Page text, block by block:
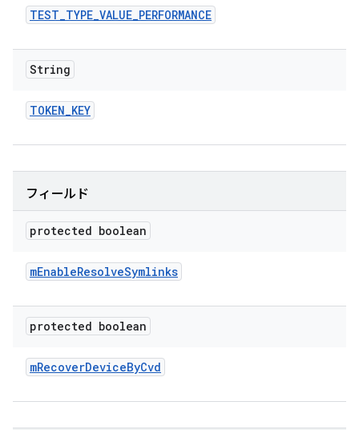
TEST_TYPE_VALUE_PERFORMANCE
String
TOKEN_KEY
フィールド
protected boolean
mEnableResolveSymlinks
protected boolean
mRecoverDeviceByCvd